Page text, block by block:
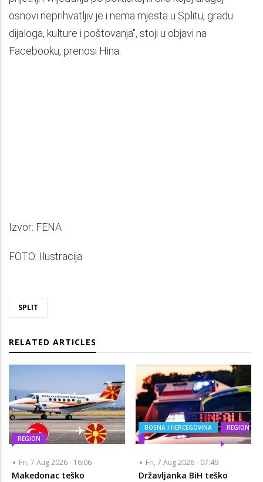
osnovi neprihvatljiv je i nema mjesta u Splitu, gradu
dijaloga, kulture i poštovanja", stoji u objavi na
Facebooku, prenosi Hina.
Izvor: FENA
FOTO: Ilustracija
SPLIT
RELATED ARTICLES
REGION
Fri, 7 Aug 2026 - 16:06
Makedonac teško
BOSNA I HERCEGOVINA REGION
Fri, 7 Aug 2026 - 07:49
Državljanka BiH teško